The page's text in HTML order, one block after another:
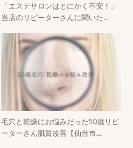
「エステサロンはとにかく不安！」
当店のリピーターさんに聞いた…
毛穴と乾燥にお悩みだった50歳リピ
ーターさん肌質改善【仙台市…